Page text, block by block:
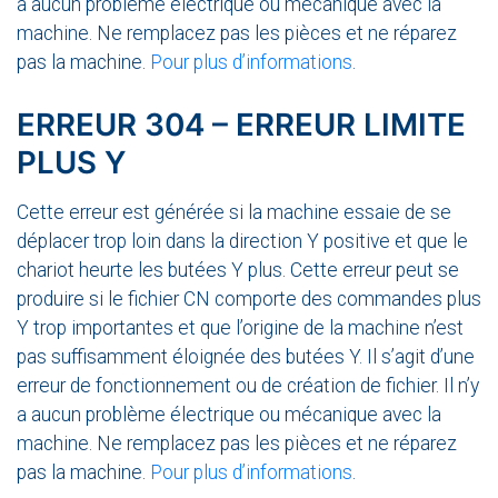
machine. Ne remplacez pas les pièces et ne réparez
pas la machine. Pour plus d’informations
ERREUR 304 – ERREUR LIMITE
PLUS Y
Cette erreur est générée si la machine essaie de se
déplacer trop loin dans la direction Y positive et que le
chariot heurte les butées Y plus. Cette erreur peut se
produire si le fichier CN comporte des commandes plus
Y trop importantes et que l’origine de la machine n’est
pas suffisamment éloignée des butées Y. Il s’agit d’une
erreur de fonctionnement ou de création de fichier. Il n’y
a aucun problème électrique ou mécanique avec la
machine. Ne remplacez pas les pièces et ne réparez
pas la machine. Pour plus d’informations.